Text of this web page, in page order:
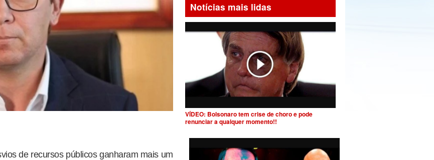
de recursos públicos ganharam mais um
Notícias mais lidas
VÍDEO: Bolsonaro tem crise de choro e pode
renunciar a qualquer momento!!